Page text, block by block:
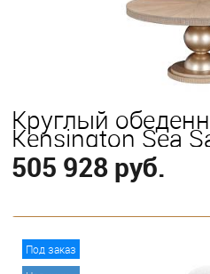
Круглый
Kensington Sea
505 928 руб.
Под заказ